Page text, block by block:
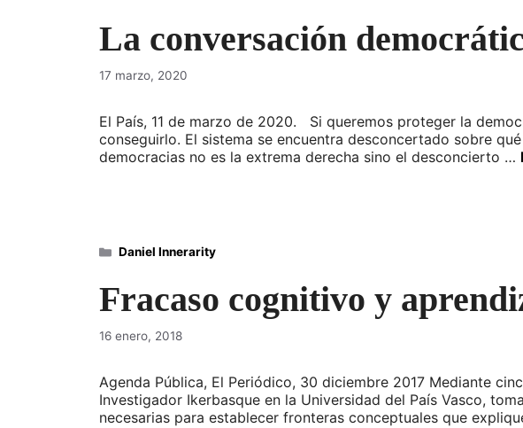
La conversación
17 marzo, 2020
El País, 11 de marzo de 2020. Si queremos proteger la
conseguirlo. El sistema se encuentra desconcertado sobre
democracias no es la extrema derecha sino el desconcierto …
Fracaso cognitivo y
16 enero, 2018
Agenda Pública, El Periódico, 30 diciembre 2017 Mediante
Investigador Ikerbasque en la Universidad del País Vasco,
necesarias para establecer fronteras conceptuales que
Categorías
Daniel Innerarity